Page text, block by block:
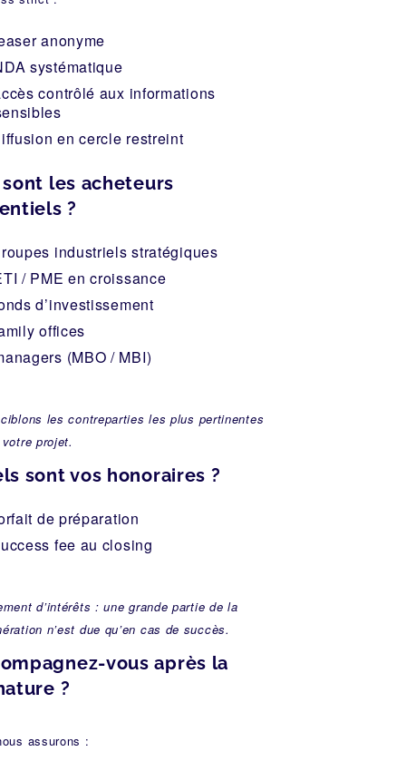
anonyme
systématique
contrôlé aux informations
en cercle restreint
sont les acheteurs
?
industriels stratégiques
/ PME en croissance
d’investissement
offices
(MBO / MBI)
les contreparties les plus pertinentes
projet.
sont vos honoraires ?
de préparation
fee au closing
d’intérêts : une grande partie de la
n’est due qu’en cas de succès.
vous après la
?
assurons :